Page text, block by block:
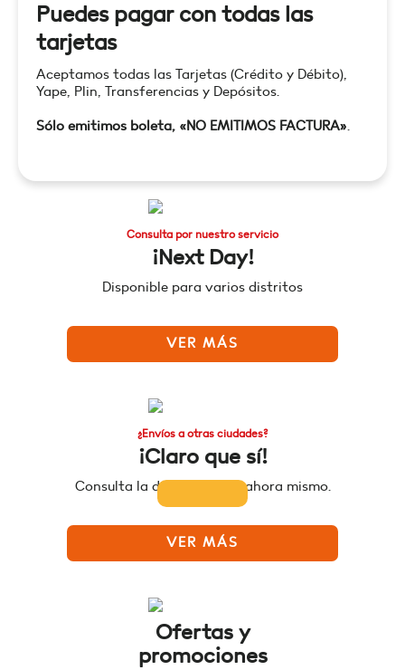
Puedes pagar con todas las
tarjetas
Aceptamos todas las Tarjetas (Crédito y Débito),
Yape, Plin, Transferencias y Depósitos.
Sólo emitimos boleta, «NO EMITIMOS FACTURA».
Consulta por nuestro servicio
¡Next Day!
Disponible para varios distritos
VER MÁS
¿Envíos a otras ciudades?
¡Claro que sí!
Consulta la disponibilidad ahora mismo.
VER MÁS
Ofertas y
promociones